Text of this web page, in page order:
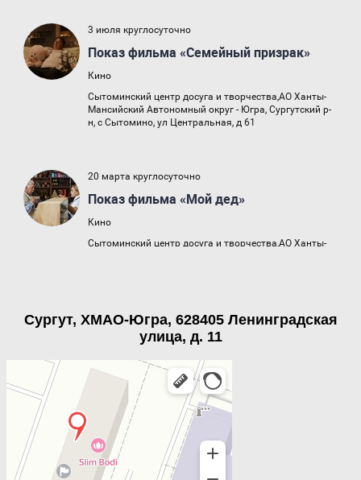
Сургут, ХМАО-Югра, 628405 Ленинградская
улица, д. 11